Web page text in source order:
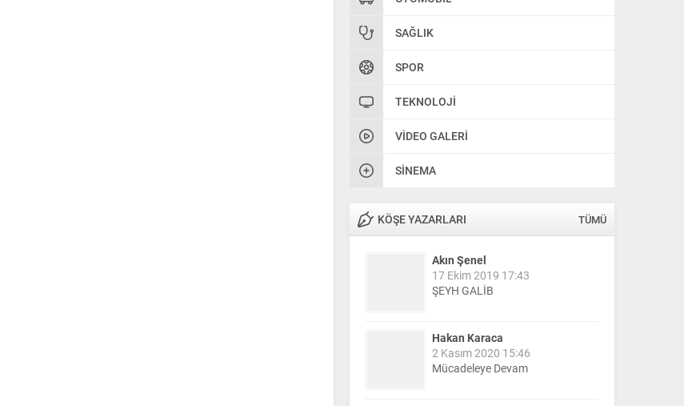
SAĞLIK
SPOR
TEKNOLOJI
VIDEO GALERI
SINEMA
KÖŞE YAZARLARI TÜMÜ
Akın Şenel
17 Ekim 2019 17:43
ŞEYH GALİB
Hakan Karaca
2 Kasım 2020 15:46
Mücadeleye Devam